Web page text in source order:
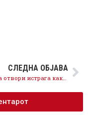
СЛЕДНА ОБЈАВА
ДКСК да отвори истрага како Мицкоски и Димовски од Владата добиле бизнис со хидроцентрали додека биле државни службеници